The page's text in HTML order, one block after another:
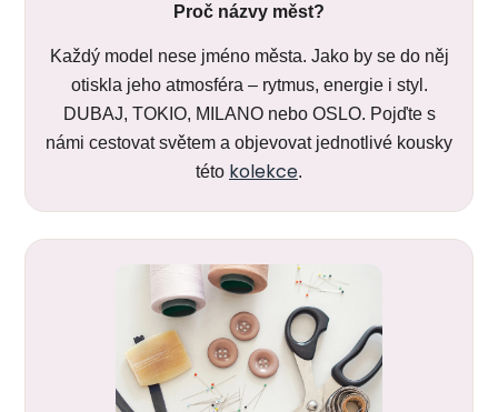
Proč názvy měst?
Každý model nese jméno města. Jako by se do něj
otiskla jeho atmosféra – rytmus, energie i styl.
DUBAJ, TOKIO, MILANO nebo OSLO. Pojďte s
námi cestovat světem a objevovat jednotlivé kousky
této kolekce.